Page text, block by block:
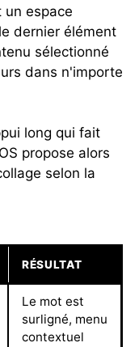
un espace
dernier élément
sélectionné
dans n'importe
long qui fait
propose alors
selon la
RÉSULTAT
Le mot est
surligné, menu
contextuel